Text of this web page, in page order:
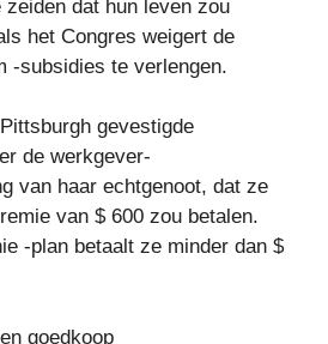
dat hun leven zou
het Congres weigert de
-subsidies te verlengen.
gevestigde
de werkgever-
van haar echtgenoot, dat ze
van $ 600 zou betalen.
-plan betaalt ze minder dan $
goedkoop